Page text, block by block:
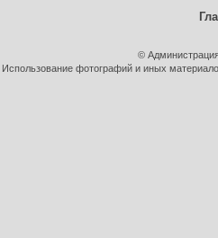
©
Использование фотографий и иных